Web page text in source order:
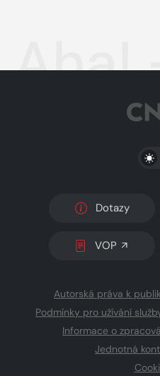
Aha!
Dotazy
VOP
Autorská práva k
Podmínky pro užívání
Informace o
Jednotná